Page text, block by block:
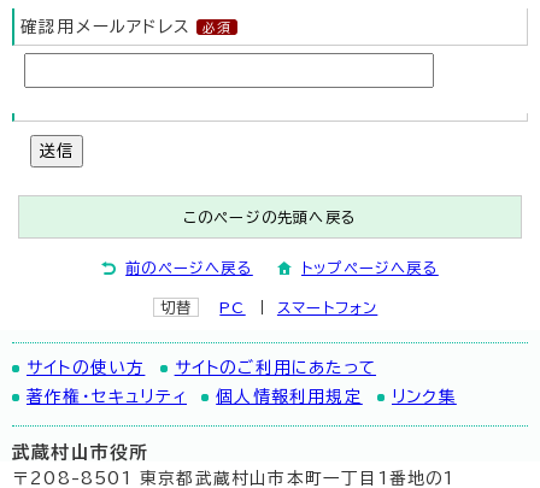
確認用メールアドレス
送信
このページの先頭へ戻る
前のページへ戻る トップページへ戻る
切替 PC スマートフォン
サイトの使い方
サイトのご利用にあたって
著作権・セキュリティ
個人情報利用規定 リンク集
武蔵村山市役所
〒208-8501 東京都武蔵村山市本町一丁目1番地の1